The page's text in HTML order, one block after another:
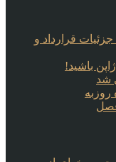
قرارداد و
باشید!
شد
روزبه